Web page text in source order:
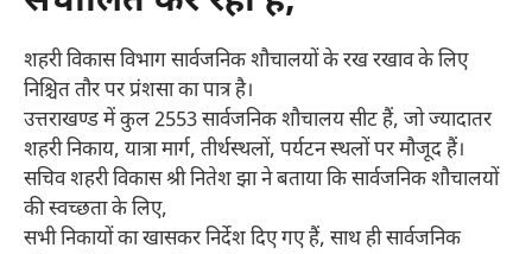
शहरी विकास विभाग सार्वजनिक शौचालयों के रख रखाव के लिए
निश्चित तौर पर प्रंशसा का पात्र है।
उत्तराखण्ड में कुल 2553 सार्वजनिक शौचालय सीट हैं, जो ज्यादातर
शहरी निकाय, यात्रा मार्ग, तीर्थस्थलों, पर्यटन स्थलों पर मौजूद हैं।
सचिव शहरी विकास श्री नितेश झा ने बताया कि सार्वजनिक शौचालयों
की स्वच्छता के लिए,
सभी निकायों का खासकर निर्देश दिए गए हैं, साथ ही सार्वजनिक